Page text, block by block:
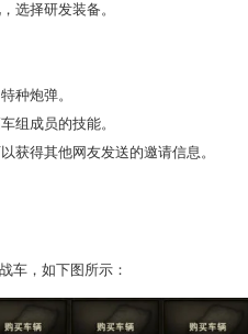
择研发装备。
种炮弹。
成员的技能。
得其他网友发送的邀请信息。
车，如下图所示：